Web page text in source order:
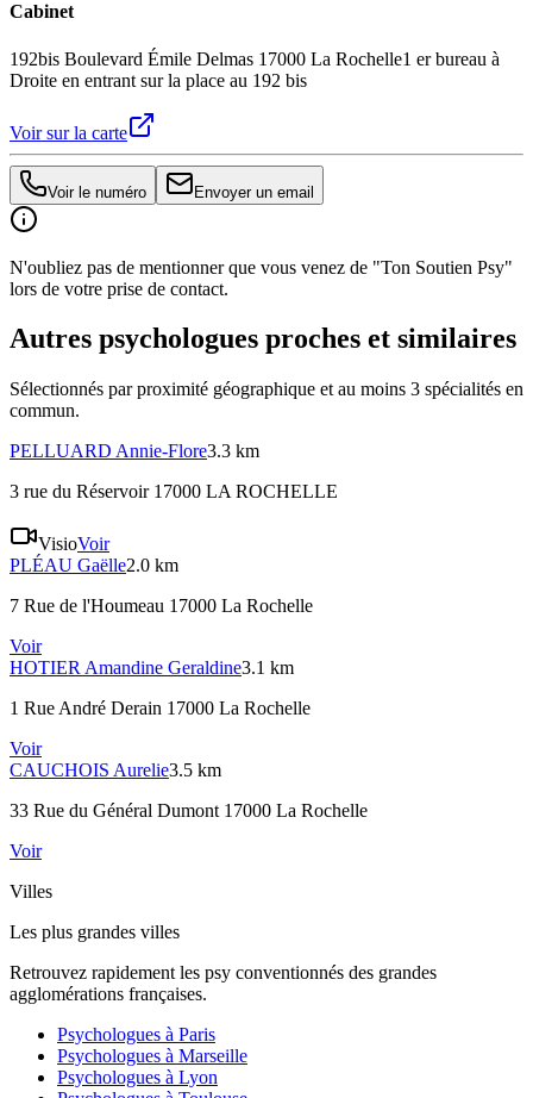
Cabinet
192bis Boulevard Émile Delmas 17000 La Rochelle1 er bureau à
Droite en entrant sur la place au 192 bis
Voir sur la carte
Voir le numéro Envoyer un email
N'oubliez pas de mentionner que vous venez de "Ton Soutien Psy"
lors de votre prise de contact.
Autres psychologues proches et similaires
Sélectionnés par proximité géographique et au moins 3 spécialités en
commun.
PELLUARD Annie-Flore3.3 km
3 rue du Réservoir 17000 LA ROCHELLE
VisioVoir
PLÉAU Gaëlle2.0 km
7 Rue de l'Houmeau 17000 La Rochelle
Voir
HOTIER Amandine Geraldine3.1 km
1 Rue André Derain 17000 La Rochelle
Voir
CAUCHOIS Aurelie3.5 km
33 Rue du Général Dumont 17000 La Rochelle
Voir
Villes
Les plus grandes villes
Retrouvez rapidement les psy conventionnés des grandes
agglomérations françaises.
Psychologues à Paris
Psychologues à Marseille
Psychologues à Lyon